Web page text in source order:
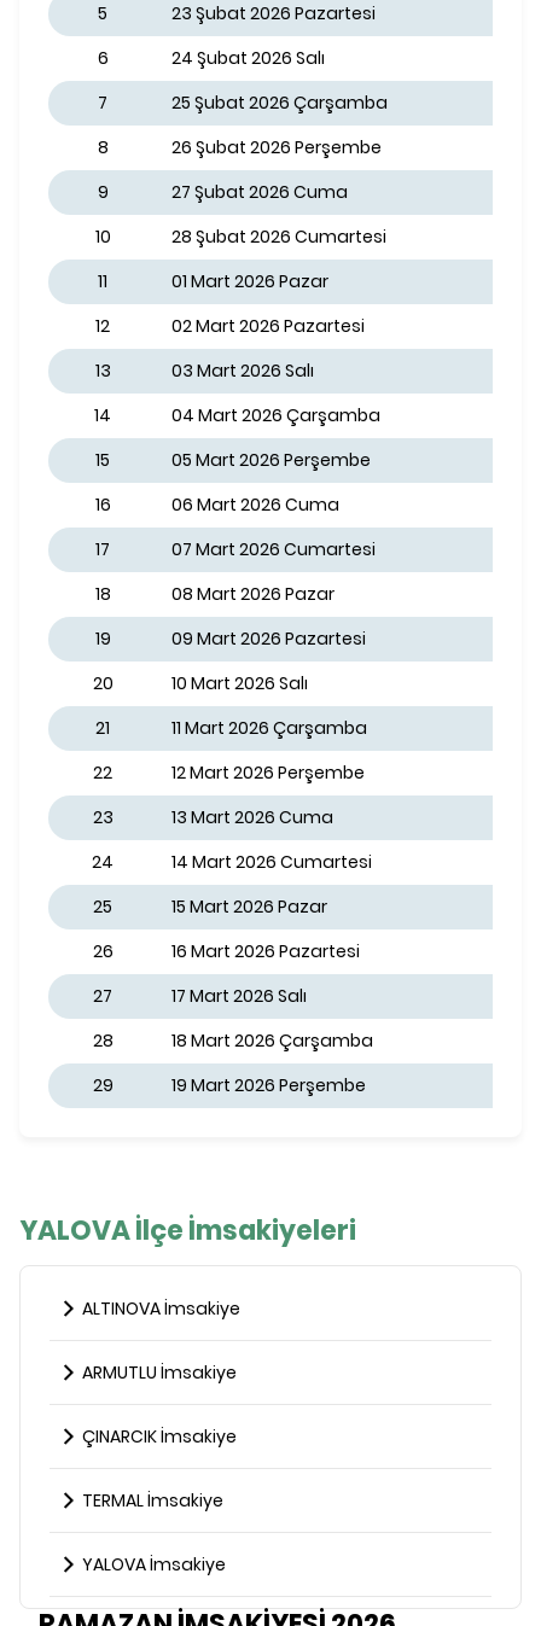
5
23 Şubat 2026 Pazartesi
6
24 Şubat 2026 Salı
7
25 Şubat 2026 Çarşamba
8
26 Şubat 2026 Perşembe
9
27 Şubat 2026 Cuma
10
28 Şubat 2026 Cumartesi
11
01 Mart 2026 Pazar
12
02 Mart 2026 Pazartesi
13
03 Mart 2026 Salı
14
04 Mart 2026 Çarşamba
15
05 Mart 2026 Perşembe
16
06 Mart 2026 Cuma
17
07 Mart 2026 Cumartesi
18
08 Mart 2026 Pazar
19
09 Mart 2026 Pazartesi
20
10 Mart 2026 Salı
21
11 Mart 2026 Çarşamba
22
12 Mart 2026 Perşembe
23
13 Mart 2026 Cuma
24
14 Mart 2026 Cumartesi
25
15 Mart 2026 Pazar
26
16 Mart 2026 Pazartesi
27
17 Mart 2026 Salı
28
18 Mart 2026 Çarşamba
29
19 Mart 2026 Perşembe
YALOVA İlçe İmsakiyeleri
ALTINOVA İmsakiye
ARMUTLU İmsakiye
ÇINARCIK İmsakiye
TERMAL İmsakiye
YALOVA İmsakiye